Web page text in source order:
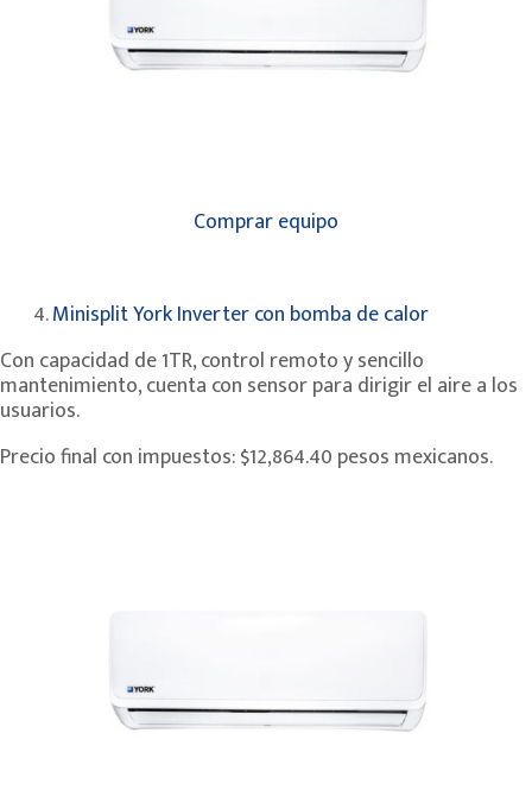
Comprar equipo
4.Minisplit York Inverter con bomba de calor
Con capacidad de 1TR, control remoto y sencillo
mantenimiento, cuenta con sensor para dirigir el aire a los
usuarios.
Precio final con impuestos: $12,864.40 pesos mexicanos.